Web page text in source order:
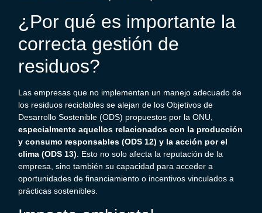
¿Por qué es importante la
correcta gestión de
residuos?
Las empresas que no implementan un manejo adecuado de
los residuos reciclables se alejan de los Objetivos de
Desarrollo Sostenible (ODS) propuestos por la ONU,
especialmente aquellos relacionados con la producción
y consumo responsables (ODS 12) y la acción por el
clima (ODS 13) . Esto no solo afecta la reputación de la
empresa, sino también su capacidad para acceder a
oportunidades de financiamiento o incentivos vinculados a
prácticas sostenibles.